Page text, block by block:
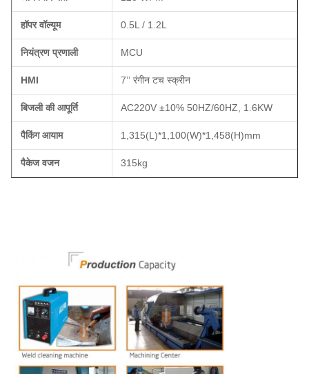
हॉपर वॉल्यूम 0.5L / 1.2L
नियंत्रण प्रणाली MCU
HMI 7’’ रंगीन टच स्क्रीन
बिजली की आपूर्ति AC220V ±10% 50HZ/60HZ, 1.6KW
पैकिंग आयाम 1,315(L)*1,100(W)*1,458(H)mm
पैकेज वजन 315kg